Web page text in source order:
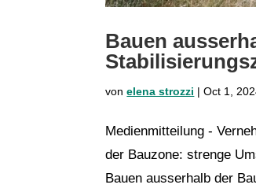
Bauen
vonelena strozzi |Oct 1,
Medienmitteilung -
der Bauzone: strenge
Bauen ausserhalb der